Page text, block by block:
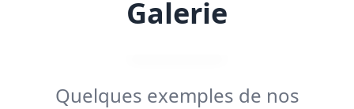
Galerie
Quelques exemples de nos